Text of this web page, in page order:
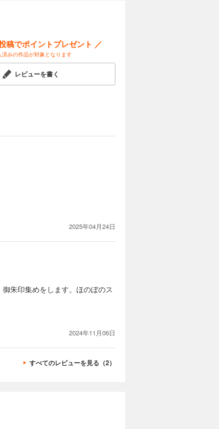
稿でポイントプレゼント ／
済みの作品が対象となります
レビューを書く
2025年04月24日
朱印集めをします。ほのぼのス
2024年11月06日
すべてのレビューを見る（2）